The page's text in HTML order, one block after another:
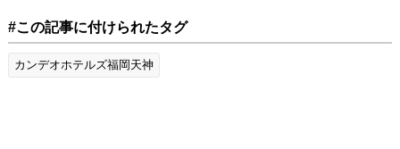
#この記事に付けられたタグ
カンデオホテルズ福岡天神